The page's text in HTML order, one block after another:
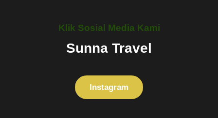
Klik Sosial Media Kami
Sunna Travel
Instagram